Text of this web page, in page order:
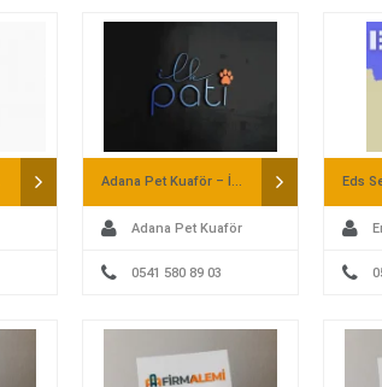
Adana Pet Kuaför – İlk Pati
Adana Pet Kuaför
0541 580 89 03